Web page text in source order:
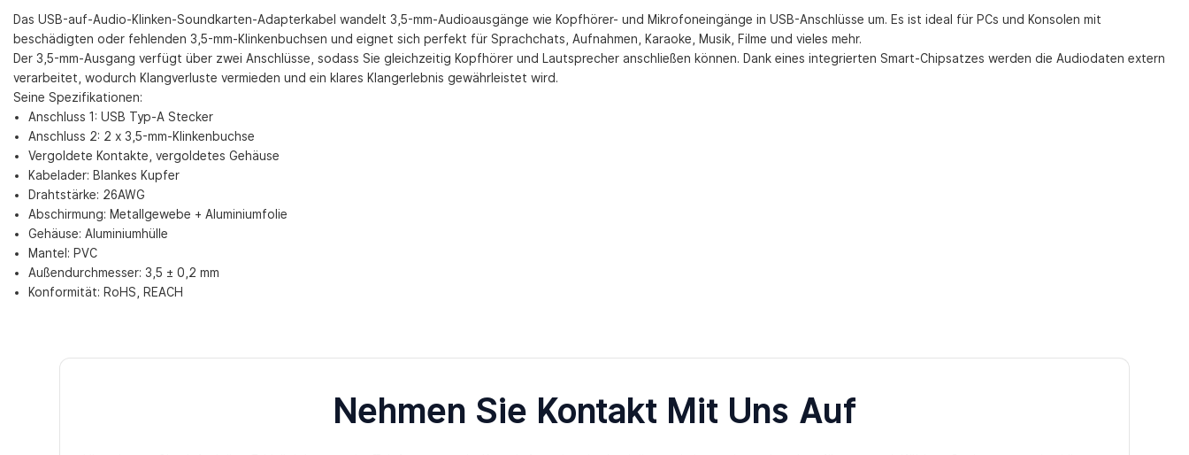
Das USB-auf-Audio-Klinken-Soundkarten-Adapterkabel wandelt 3,5-mm-Audioausgänge wie Kopfhörer- und Mikrofoneingänge in USB-Anschlüsse um. Es ist ideal für PCs und Konsolen mit
beschädigten oder fehlenden 3,5-mm-Klinkenbuchsen und eignet sich perfekt für Sprachchats, Aufnahmen, Karaoke, Musik, Filme und vieles mehr.
Der 3,5-mm-Ausgang verfügt über zwei Anschlüsse, sodass Sie gleichzeitig Kopfhörer und Lautsprecher anschließen können. Dank eines integrierten Smart-Chipsatzes werden die Audiodaten extern
verarbeitet, wodurch Klangverluste vermieden und ein klares Klangerlebnis gewährleistet wird.
Seine Spezifikationen:
Anschluss 1: USB Typ-A Stecker
Anschluss 2: 2 x 3,5-mm-Klinkenbuchse
Vergoldete Kontakte, vergoldetes Gehäuse
Kabelader: Blankes Kupfer
Drahtstärke: 26AWG
Abschirmung: Metallgewebe + Aluminiumfolie
Gehäuse: Aluminiumhülle
Mantel: PVC
Außendurchmesser: 3,5 ± 0,2 mm
Konformität: RoHS, REACH
Nehmen Sie Kontakt Mit Uns Auf